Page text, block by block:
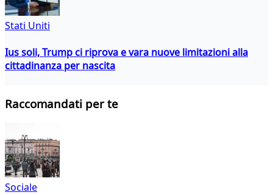
Stati Uniti
Ius soli, Trump ci riprova e vara nuove limitazioni alla
cittadinanza per nascita
Raccomandati per te
Sociale